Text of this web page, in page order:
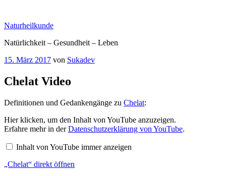
springen
Naturheilkunde
Natürlichkeit – Gesundheit – Leben
Veröffentlicht
15. März 2017 von Sukadev
Chelat Video
Definitionen und Gedankengänge zu Chelat:
„Chelat“
von
YouTube
Hier klicken, um den Inhalt von YouTube anzuzeigen.
Erfahre mehr in derDatenschutzerklärung von YouTube.
Inhalt von YouTube immer anzeigen
„Chelat“ direkt öffnen